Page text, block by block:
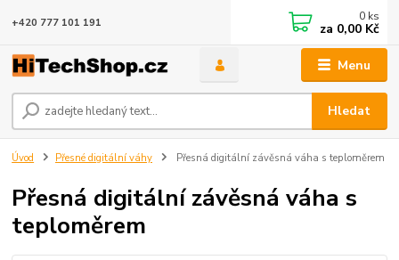
Menu
Hledat
+420 777 101 191 0 ks
za 0,00 Kč
Úvod Přesné digitální váhy Přesná digitální závěsná váha s teploměrem
Přesná digitální závěsná váha s
teploměrem